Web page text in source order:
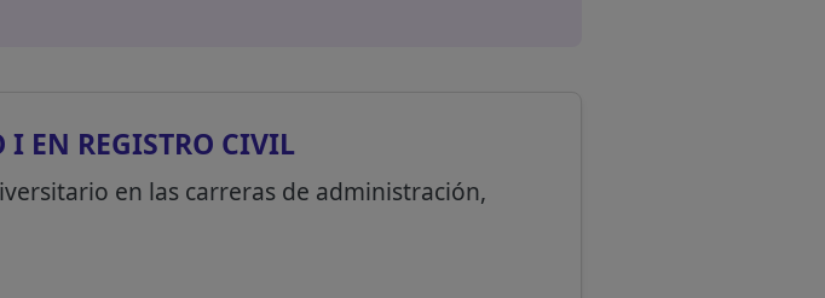
EN REGISTRO CIVIL
en las carreras de administración,